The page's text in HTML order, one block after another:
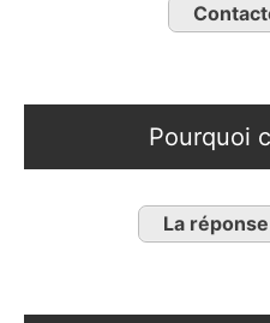
Pourquoi
La